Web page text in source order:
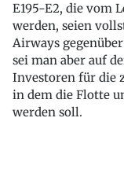
E195-E2, die vom
werden, seien
Airways
sei man aber auf
Investoren für die
in dem die Flotte
werden soll.